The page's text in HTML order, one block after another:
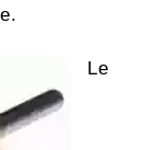
Le